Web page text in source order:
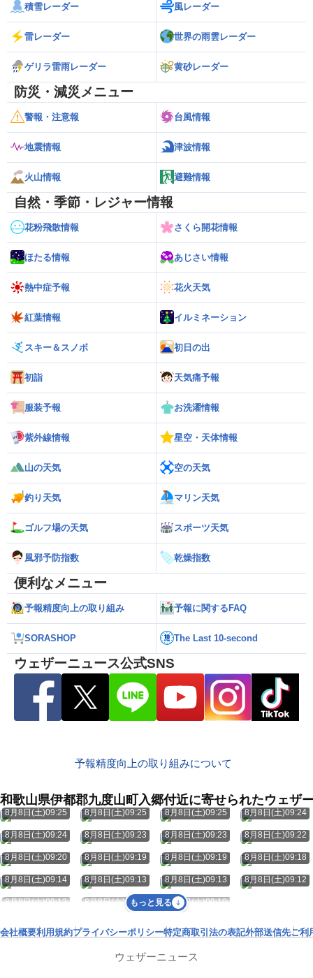
積雪レーダー 風レーダー
雷レーダー 世界の雨雲レーダー
ゲリラ雷雨レーダー 黄砂レーダー
防災・減災メニュー
警報・注意報 台風情報
地震情報 津波情報
火山情報 避難情報
自然・季節・レジャー情報
花粉飛散情報 さくら開花情報
ほたる情報 あじさい情報
熱中症予報 花火天気
紅葉情報 イルミネーション
スキー＆スノボ 初日の出
初詣 天気痛予報
服装予報 お洗濯情報
紫外線情報 星空・天体情報
山の天気 空の天気
釣り天気 マリン天気
ゴルフ場の天気 スポーツ天気
風邪予防指数 乾燥指数
便利なメニュー
予報精度向上の取り組み 予報に関するFAQ
SORASHOP The Last 10-second
ウェザーニュース公式SNS
予報精度向上の取り組みについて
和歌山県伊都郡九度山町入郷付近に寄せられたウェザ
8月8日(土)09:25 8月8日(土)09:25 8月8日(土)09:25 8月8日(土)09:24
8月8日(土)09:24 8月8日(土)09:23 8月8日(土)09:23 8月8日(土)09:22
8月8日(土)09:20 8月8日(土)09:19 8月8日(土)09:19 8月8日(土)09:18
8月8日(土)09:14 8月8日(土)09:13 8月8日(土)09:13 8月8日(土)09:12
8月8日(土)09:12 8月8日(土)09:11 8月8日(土)09:10
もっと見る
会社概要利用規約プライバシーポリシー特定商取引法の表記外部送信先ご利
ウェザーニュース